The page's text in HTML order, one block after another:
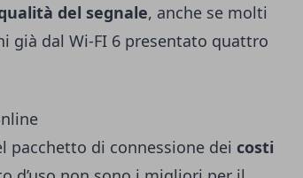
del segnale, anche se molti
già dal Wi-FI 6 presentato quattro
pacchetto di connessione dei costi